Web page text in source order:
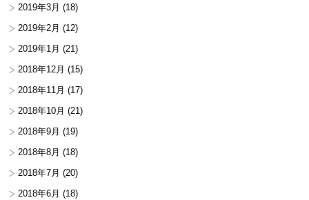
2019年3月 (18)
2019年2月 (12)
2019年1月 (21)
2018年12月 (15)
2018年11月 (17)
2018年10月 (21)
2018年9月 (19)
2018年8月 (18)
2018年7月 (20)
2018年6月 (18)